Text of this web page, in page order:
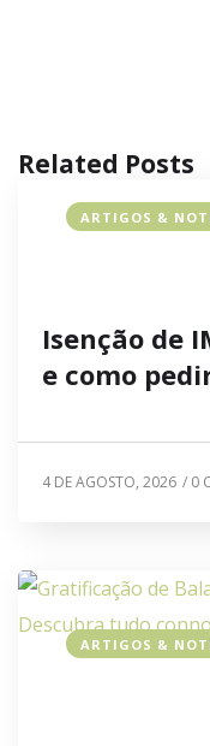
Related Posts
ARTIGOS &
Isenção de
e como
4 DE AGOSTO, 2026 / 0
ARTIGOS &